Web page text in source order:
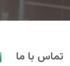
تماس با ما